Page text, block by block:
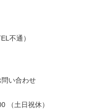
不通）
問い合わせ
（土日祝休）